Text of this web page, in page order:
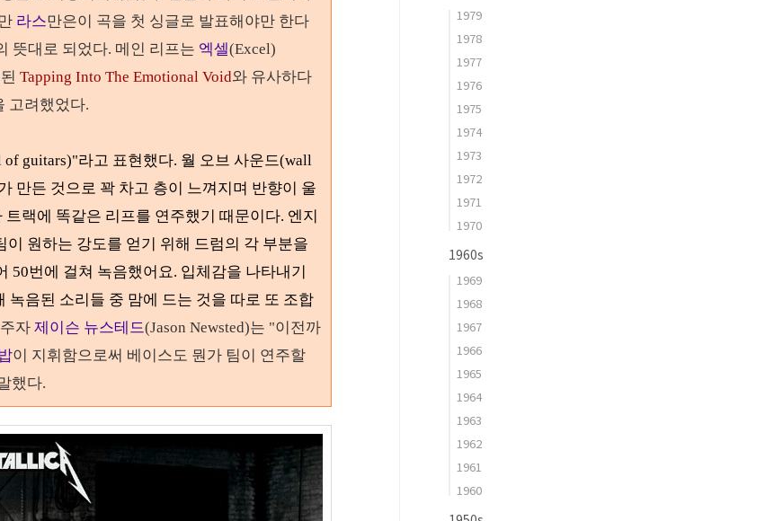
라스만은이 곡을 첫 싱글로 발표해야만 한다
뜻대로 되었다. 메인 리프는 엑셀(Excel)
Tapping Into The Emotional Void와 유사하다
고려했었다.
of guitars)"라고 표현했다. 월 오브 사운드(wall
만든 것으로 꽉 차고 층이 느껴지며 반향이 울
랙에 똑같은 리프를 연주했기 때문이다. 엔지
이 원하는 강도를 얻기 위해 드럼의 각 부분을
50번에 걸쳐 녹음했어요. 입체감을 나타내기
녹음된 소리들 중 맘에 드는 것을 따로 또 조합
자 제이슨 뉴스테드(Jason Newsted)는 "이전까
이 지휘함으로써 베이스도 뭔가 팀이 연주할
했다.
1979
1978
1977
1976
1975
1974
1973
1972
1971
1970
1960s
1969
1968
1967
1966
1965
1964
1963
1962
1961
1960